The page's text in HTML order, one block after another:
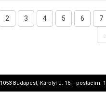
2 3 4 5 6 7
1053 Budapest, Károlyi u. 16. - postacím: